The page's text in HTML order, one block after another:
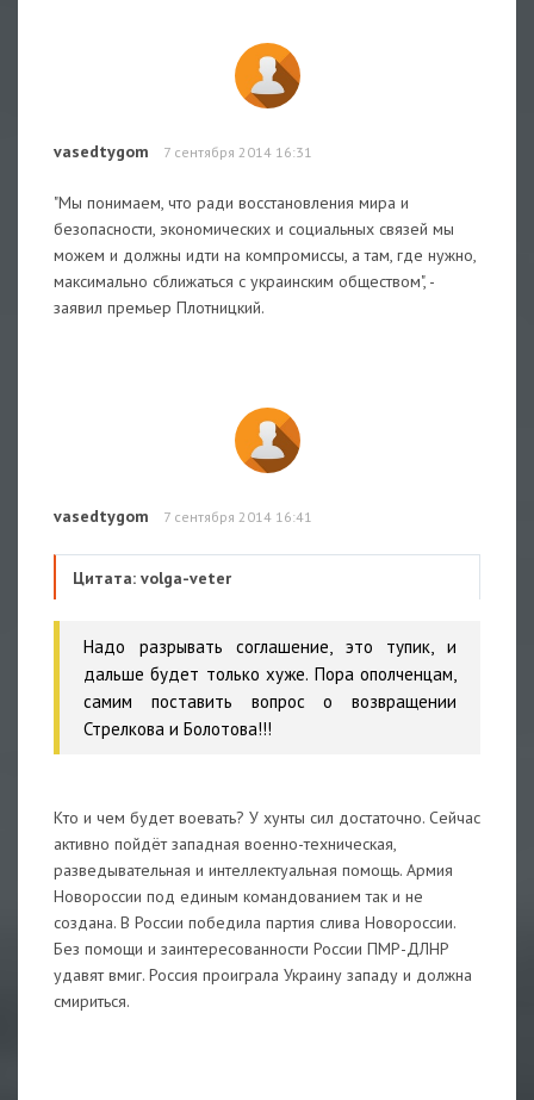
vasedtygom 7 сентября 2014 16:31
"Мы понимаем, что ради восстановления мира и
безопасности, экономических и социальных связей мы
можем и должны идти на компромиссы, а там, где нужно,
максимально сближаться с украинским обществом", -
заявил премьер Плотницкий.
vasedtygom 7 сентября 2014 16:41
Цитата: volga-veter
Надо разрывать соглашение, это тупик, и
дальше будет только хуже. Пора ополченцам,
самим поставить вопрос о возвращении
Стрелкова и Болотова!!!
Кто и чем будет воевать? У хунты сил достаточно. Сейчас
активно пойдёт западная военно-техническая,
разведывательная и интеллектуальная помощь. Армия
Новороссии под единым командованием так и не
создана. В России победила партия слива Новороссии.
Без помощи и заинтересованности России ПМР-ДЛНР
удавят вмиг. Россия проиграла Украину западу и должна
смириться.